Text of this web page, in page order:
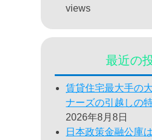
views
最近の
賃貸住宅最大手の
ナーズの引越しの
2026年8月8日
日本政策金融公庫